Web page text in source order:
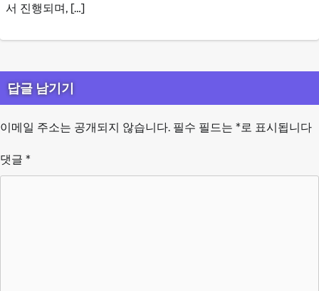
서 진행되며, […]
답글 남기기
이메일 주소는 공개되지 않습니다. 필수 필드는 * 로 표시됩니다
댓글 *